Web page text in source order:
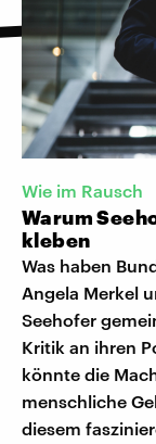
Wie im Rausch
Warum
kleben
Was haben
Angela Merkel
Seehofer
Kritik an ihren
könnte die
menschliche
diesem